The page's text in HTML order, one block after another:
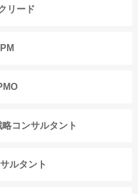
リード
PM
コンサルタント
ルタント